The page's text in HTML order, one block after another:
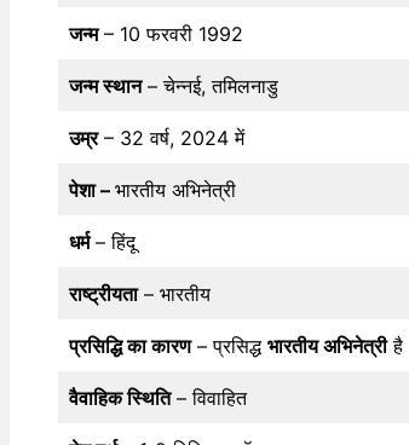
जन्म– 10 फरवरी 1992
जन्म स्थान– चेन्नई, तमिलनाडु
उम्र– 32 वर्ष, 2024 में
पेशा – भारतीय अभिनेत्री
धर्म– हिंदू
राष्ट्रीयता– भारतीय
प्रसिद्धि का कारण– प्रसिद्ध भारतीय अभिनेत्रीहै
वैवाहिक स्थिति– विवाहित